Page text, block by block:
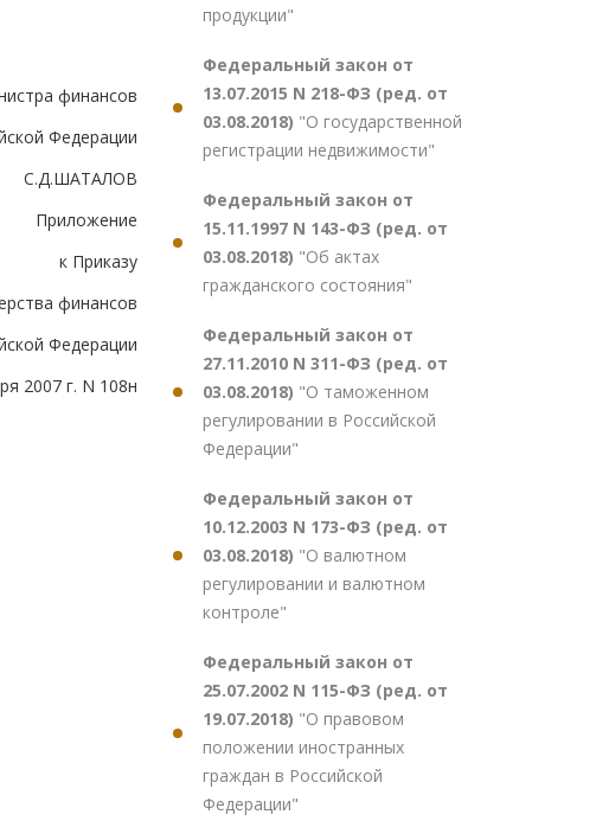
финансов
Федерации
С.Д.ШАТАЛОВ
Приложение
к Приказу
финансов
Федерации
2007 г. N 108н
продукции"
Федеральный закон от
13.07.2015 N 218-ФЗ (ред. от
03.08.2018) "О государственной
регистрации недвижимости"
Федеральный закон от
15.11.1997 N 143-ФЗ (ред. от
03.08.2018) "Об актах
гражданского состояния"
Федеральный закон от
27.11.2010 N 311-ФЗ (ред. от
03.08.2018) "О таможенном
регулировании в Российской
Федерации"
Федеральный закон от
10.12.2003 N 173-ФЗ (ред. от
03.08.2018) "О валютном
регулировании и валютном
контроле"
Федеральный закон от
25.07.2002 N 115-ФЗ (ред. от
19.07.2018) "О правовом
положении иностранных
граждан в Российской
Федерации"